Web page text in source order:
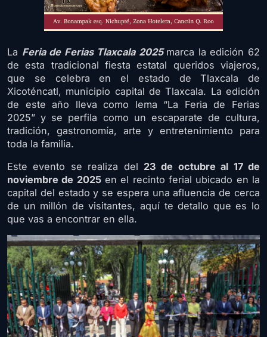
La Feria de Ferias Tlaxcala 2025 marca la edición 62
de esta tradicional fiesta estatal queridos viajeros,
que se celebra en el estado de Tlaxcala de
Xicoténcatl, municipio capital de Tlaxcala. La edición
de este año lleva como lema “La Feria de Ferias
2025” y se perfila como un escaparate de cultura,
tradición, gastronomía, arte y entretenimiento para
toda la familia.
Este evento se realiza del 23 de octubre al 17 de
noviembre de 2025en el recinto ferial ubicado en la
capital del estado y se espera una afluencia de cerca
de un millón de visitantes, aquí te detallo que es lo
que vas a encontrar en ella.